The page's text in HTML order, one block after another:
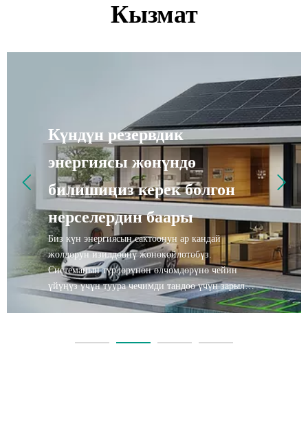
Кызмат
Күндүн резервдик
энергиясы жөнүндө
билишиңиз керек болгон
нерселердин баары
Биз күн энергиясын сактоонун ар кандай
жолдорун изилдөөнү жөнөкөйлөтөбүз.
Системанын түрлөрүнөн өлчөмдөрүнө чейин
үйүңүз үчүн туура чечимди тандоо үчүн зарыл
болгон бардык маалыматты табыңыз жана